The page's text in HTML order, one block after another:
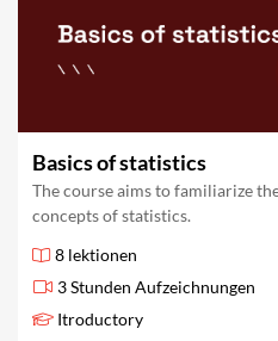
Basics of statistics
The course aims to familiarize
concepts of statistics.
8 lektionen
3 Stunden Aufzeichnungen
Itroductory